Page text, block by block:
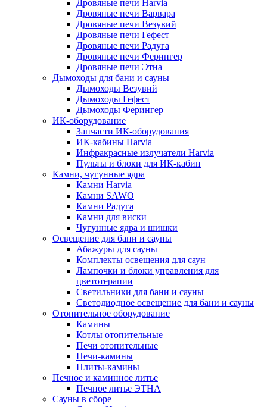
Дровяные печи Harvia
Дровяные печи Варвара
Дровяные печи Везувий
Дровяные печи Гефест
Дровяные печи Радуга
Дровяные печи Ферингер
Дровяные печи Этна
Дымоходы для бани и сауны
Дымоходы Везувий
Дымоходы Гефест
Дымоходы Ферингер
ИК-оборудование
Запчасти ИК-оборудования
ИК-кабины Harvia
Инфракрасные излучатели Harvia
Пульты и блоки для ИК-кабин
Камни, чугунные ядра
Камни Harvia
Камни SAWO
Камни Радуга
Камни для виски
Чугунные ядра и шишки
Освещение для бани и сауны
Абажуры для сауны
Комплекты освещения для саун
Лампочки и блоки управления для
цветотерапии
Светильники для бани и сауны
Светодиодное освещение для бани и сауны
Отопительное оборудование
Камины
Котлы отопительные
Печи отопительные
Печи-камины
Плиты-камины
Печное и каминное литье
Печное литье ЭТНА
Сауны в сборе